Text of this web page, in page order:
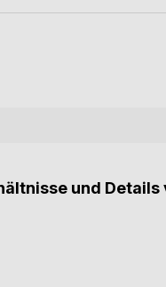
und